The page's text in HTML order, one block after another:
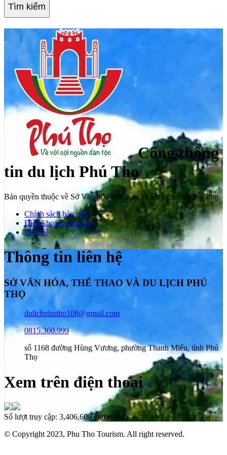
Tìm kiếm
Cổng thông
tin du lịch Phú Thọ
Bản quyền thuộc về Sở Văn hóa Thể thao và Du lịch tỉnh Phú Thọ.
Chính sách bảo mật
Điều khoản sử dụng
Liên hệ
Thông tin liên hệ
SỞ VĂN HÓA, THỂ THAO VÀ DU LỊCH PHÚ
THỌ
dulichphutho108@gmail.com
0815.360.999
số 1168 đường Hùng Vương, phường Thanh Miếu, tỉnh Phú
Thọ
Xem trên điện thoại
Số lượt truy cập: 3,406,609Đang xem:
© Copyright 2023, Phu Tho Tourism. All right reserved.